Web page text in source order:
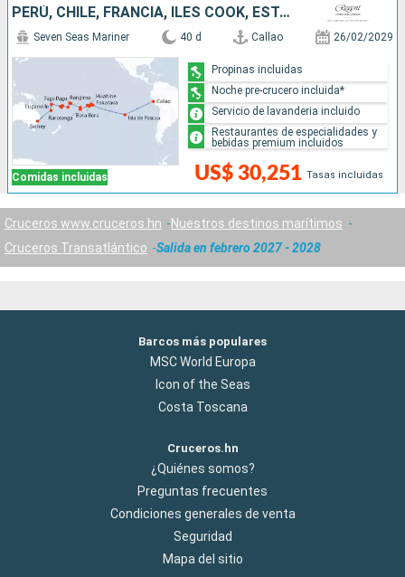
PERÚ, CHILE, FRANCIA, ILES COOK, ESTADOS UNIDOS, SAMOA, TONGA, FIDJI (ISLAS), VANUATU, NUEVA CALEDONIA, AUSTRALIA
Comidas incluidas
Seven Seas Mariner 40 d Callao 26/02/2029
US$ 30,251 Tasas incluidas
Propinas incluidas
Noche pre-crucero incluida*
Servicio de lavanderia incluido
Restaurantes de especialidades y
bebidas premium incluidos
Cruceros www.cruceros.hn
Nuestros destinos marítimos
Cruceros Transatlántico
Salida en febrero 2027 - 2028
Barcos más populares
MSC World Europa
Icon of the Seas
Costa Toscana
Cruceros.hn
¿Quiénes somos?
Preguntas frecuentes
Condiciones generales de venta
Seguridad
Mapa del sitio